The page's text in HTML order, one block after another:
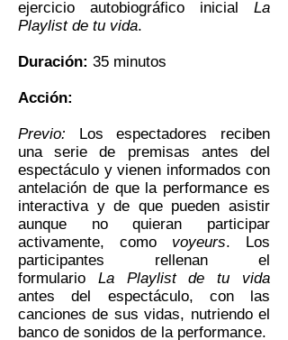
ejercicio autobiográfico inicial
La
Playlist de tu vida.
Duración: 35 minutos
Acción:
Previo: Los espectadores reciben
una serie de premisas antes del
espectáculo y vienen informados con
antelación de que la performance es
interactiva y de que pueden asistir
aunque no quieran participar
activamente, como voyeurs. Los
participantes rellenan el
formulario La Playlist de tu vida
antes del espectáculo, con las
canciones de sus vidas, nutriendo el
banco de sonidos de la performance.